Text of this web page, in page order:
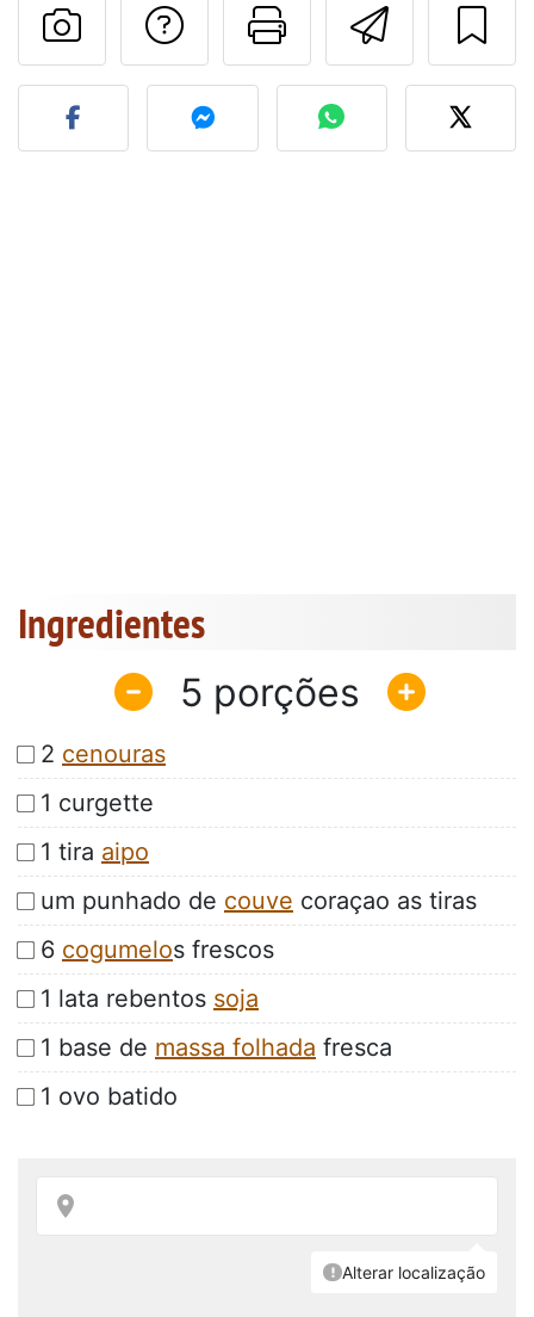
Imprima
Falar com o autor
Fez esta receita?
Ingredientes
5
2 cenouras
1 curgette
1 tira aipo
um punhado de couve coraçao as tiras
6 cogumelos frescos
1 lata rebentos soja
1 base de massa folhada fresca
1 ovo batido